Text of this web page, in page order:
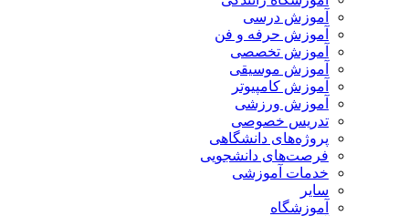
آموزش درسی
آموزش حرفه و فن
آموزش تخصصی
آموزش موسیقی
آموزش کامپیوتر
آموزش ورزشی
تدریس خصوصی
پروژه‌های دانشگاهی
فرصت‌های دانشجویی
خدمات آموزشی
سایر
آموزشگاه